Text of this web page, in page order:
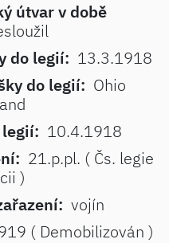
útvar v době
do legií: 13.3.1918
do legií: Ohio
10.4.1918
21.p.pl. ( Čs. legie
)
vojín
( Demobilizován )